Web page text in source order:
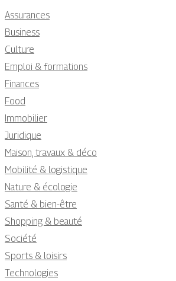
Assurances
Business
Culture
Emploi & formations
Finances
Food
Immobilier
Juridique
Maison, travaux & déco
Mobilité & logistique
Nature & écologie
Santé & bien-être
Shopping & beauté
Société
Sports & loisirs
Technologies